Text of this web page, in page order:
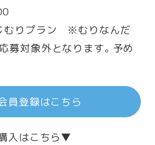
むりプラン ※むりなんだ
募対象外となります。予め
員登録はこちら
入はこちら▼